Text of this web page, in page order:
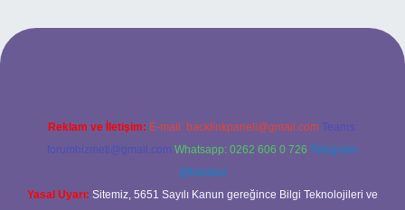
Reklam ve İletişim: E-mail: backlinkpaneli@gmail.com Teams:
forumhizmeti@gmail.com Whatsapp: 0262 606 0 726 Telegram:
@karabul
Yasal Uyarı: Sitemiz, 5651 Sayılı Kanun gereğince Bilgi Teknolojileri ve